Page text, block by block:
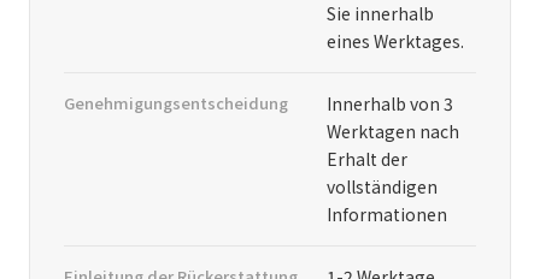
Sie innerhalb
eines Werktages.
Genehmigungsentscheidung
Innerhalb von 3
Werktagen nach
Erhalt der
vollständigen
Informationen